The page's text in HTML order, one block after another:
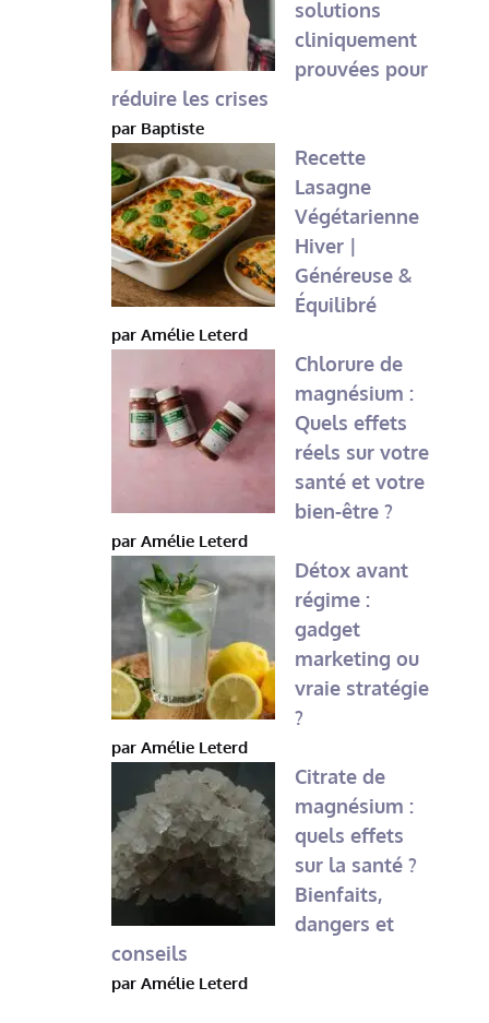
solutions
cliniquement
prouvées pour
réduire les crises
par Baptiste
Recette
Lasagne
Végétarienne
Hiver |
Généreuse &
Équilibré
par Amélie Leterd
Chlorure de
magnésium :
Quels effets
réels sur votre
santé et votre
bien-être ?
par Amélie Leterd
Détox avant
régime :
gadget
marketing ou
vraie stratégie
?
par Amélie Leterd
Citrate de
magnésium :
quels effets
sur la santé ?
Bienfaits,
dangers et
conseils
par Amélie Leterd